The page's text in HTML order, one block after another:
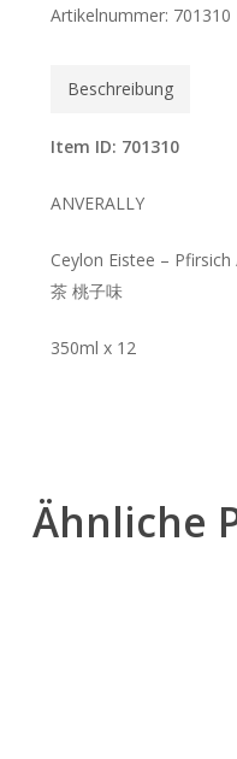
Artikelnummer: 701310
Beschreibung
Item ID: 701310
ANVERALLY
Ceylon Eistee –
茶 桃子味
350ml x 12
Ähnliche